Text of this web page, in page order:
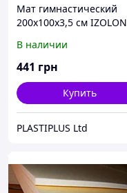
Мат гимнастический
200х100х3,5 см IZOLON
В наличии
441 грн
Купить
PLASTIPLUS Ltd